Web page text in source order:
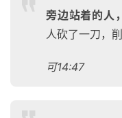
旁边站着的人
人砍了一刀，
可14:47